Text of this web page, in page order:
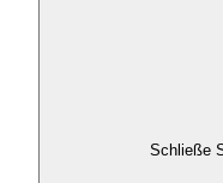
Schließe